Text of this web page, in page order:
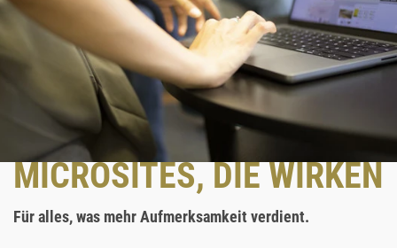
MICROSITES, DIE WIRKEN
Für alles, was mehr Aufmerksamkeit verdient.